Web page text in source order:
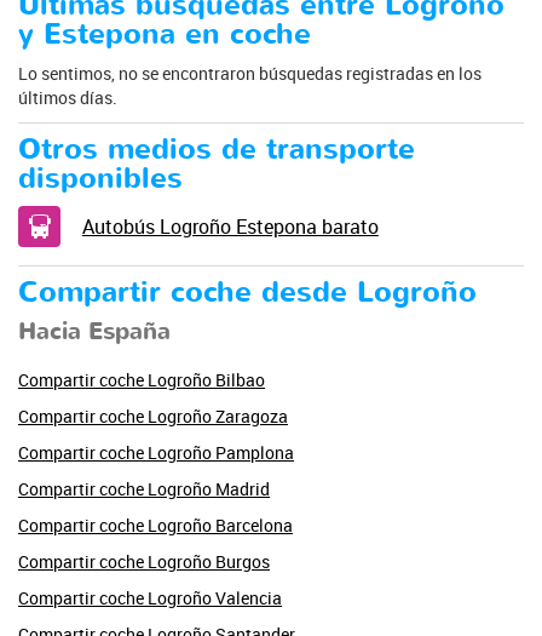
y Estepona en coche
Lo sentimos, no se encontraron búsquedas registradas en los
últimos días.
Otros medios de transporte
disponibles
Autobús Logroño Estepona barato
Compartir coche desde Logroño
Hacia España
Compartir coche Logroño Bilbao
Compartir coche Logroño Zaragoza
Compartir coche Logroño Pamplona
Compartir coche Logroño Madrid
Compartir coche Logroño Barcelona
Compartir coche Logroño Burgos
Compartir coche Logroño Valencia